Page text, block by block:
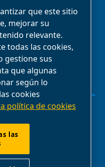
que este sitio
mejorar su
relevante.
todas las cookies,
gestione sus
que algunas
según lo
cookies
política de cookies
las